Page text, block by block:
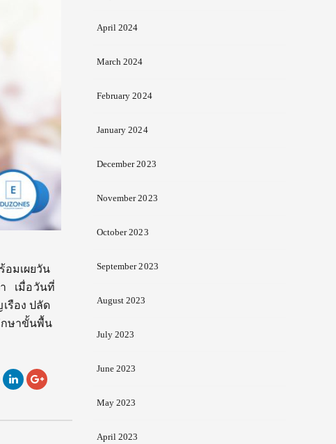
อมเผยวัน
า เมื่อวันที่
รือง ปลัด
กษาขั้นพื้น
April 2024
March 2024
February 2024
January 2024
December 2023
November 2023
October 2023
September 2023
August 2023
July 2023
June 2023
May 2023
April 2023